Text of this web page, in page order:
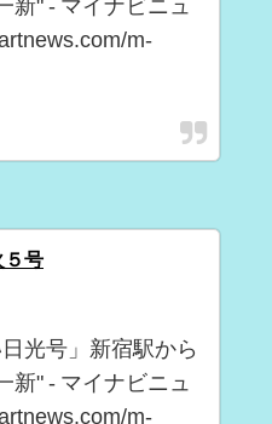
新" - マイナビニュ
m-
５号
光号」新宿駅から
新" - マイナビニュ
m-